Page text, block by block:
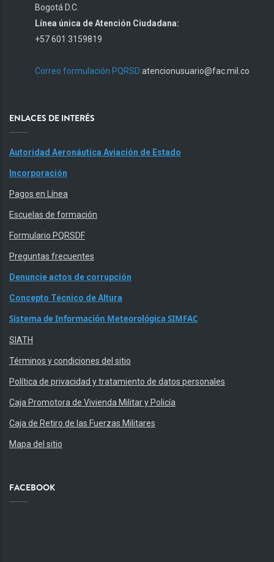
Bogotá D.C.
Línea única de Atención Ciudadana:
+57 601 3159819
Correo formulación PQRSD:atencionusuario@fac.mil.co
ENLACES DE INTERÉS
Autoridad Aeronáutica Aviación de Estado
Incorporación
Pagos en Línea
Escuelas de formación
Formulario PQRSDF
Preguntas frecuentes
Denuncie actos de corrupción
Concepto Técnico de Altura
Sistema de Información Meteorológica SIMFAC
SIATH
Términos y condiciones del sitio
Política de privacidad y tratamiento de datos personales
Caja Promotora de Vivienda Militar y Policía
Caja de Retiro de las Fuerzas Militares
Mapa del sitio
FACEBOOK